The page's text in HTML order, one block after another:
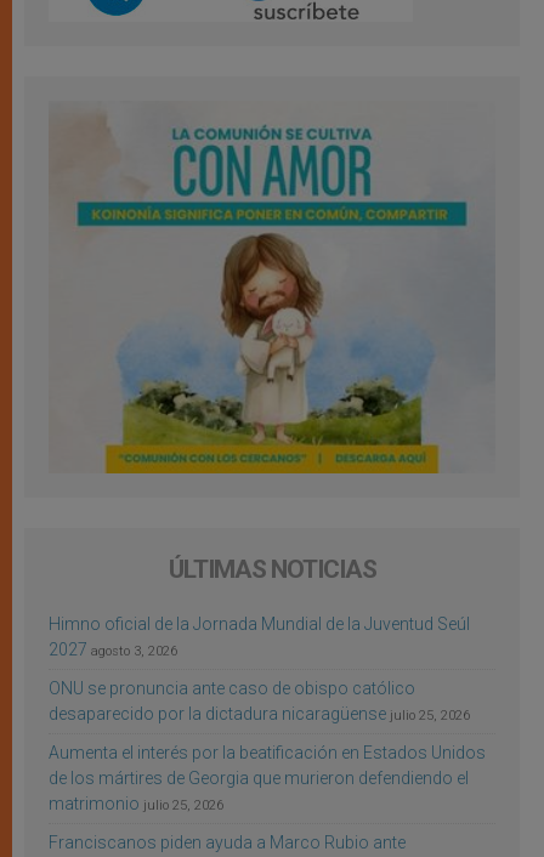
ÚLTIMAS NOTICIAS
Himno oficial de la Jornada Mundial de la Juventud Seúl
2027 agosto 3, 2026
ONU se pronuncia ante caso de obispo católico
desaparecido por la dictadura nicaragüense julio 25, 2026
Aumenta el interés por la beatificación en Estados Unidos
de los mártires de Georgia que murieron defendiendo el
matrimonio julio 25, 2026
Franciscanos piden ayuda a Marco Rubio ante